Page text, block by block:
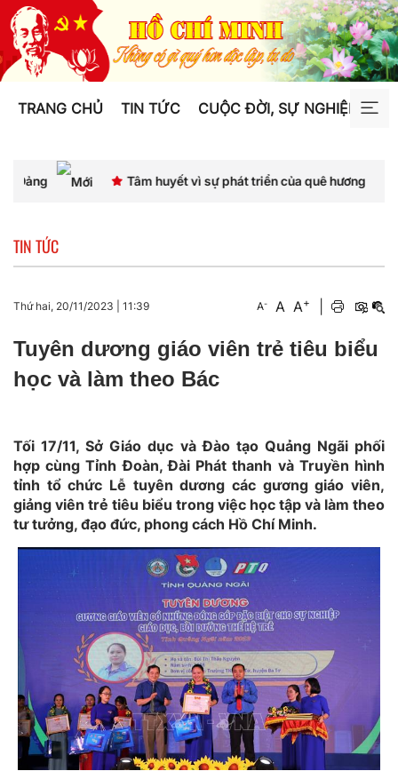
TRANG CHỦ TIN TỨC CUỘC ĐỜI, SỰ NGHIỆP TƯ
Tâm huyết vì sự phát triển của quê hương
TIN TỨC
Thứ hai, 20/11/2023 11:39 A- A A+
Tuyên dương giáo viên trẻ tiêu biểu
học và làm theo Bác
Tối 17/11, Sở Giáo dục và Đào tạo Quảng Ngãi phối
hợp cùng Tỉnh Đoàn, Đài Phát thanh và Truyền hình
tỉnh tổ chức Lễ tuyên dương các gương giáo viên,
giảng viên trẻ tiêu biểu trong việc học tập và làm theo
tư tưởng, đạo đức, phong cách Hồ Chí Minh.